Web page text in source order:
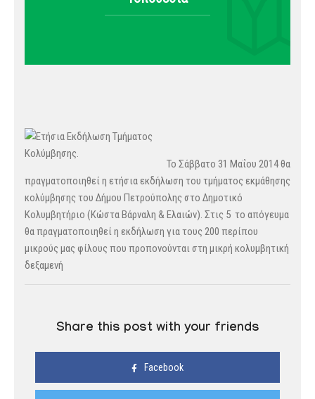
Το Σάββατο 31 Μαΐου 2014 θα
πραγματοποιηθεί η ετήσια εκδήλωση του τμήματος εκμάθησης
κολύμβησης του Δήμου Πετρούπολης στο Δημοτικό
Κολυμβητήριο (Κώστα Βάρναλη & Ελαιών). Στις 5 το απόγευμα
θα πραγματοποιηθεί η εκδήλωση για τους 200 περίπου
μικρούς μας φίλους που προπονούνται στη μικρή κολυμβητική
δεξαμενή
Share this post with your friends
Facebook